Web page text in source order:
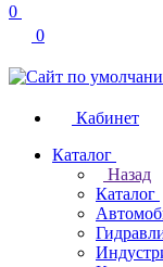
0
0
Кабинет
Каталог
Назад
Каталог